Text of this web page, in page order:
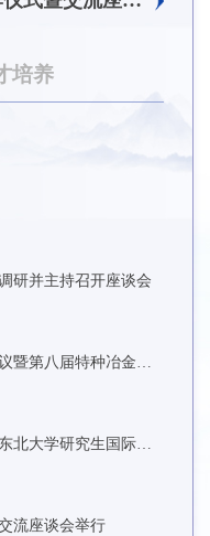
培养
研并主持召开座谈会
2026年智慧土木国际学术会议暨东北大学研究生国际暑期学校第九期在东北大学召开
流座谈会举行